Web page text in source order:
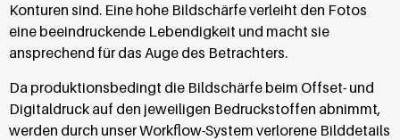
Konturen sind. Eine hohe Bildschärfe verleiht den Fotos
eine beeindruckende Lebendigkeit und macht sie
ansprechend für das Auge des Betrachters.
Da produktionsbedingt die Bildschärfe beim Offset- und
Digitaldruck auf den jeweiligen Bedruckstoffen abnimmt,
werden durch unser Workflow-System verlorene Bilddetails